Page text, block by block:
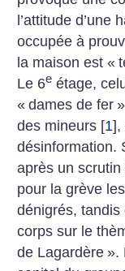
l’attitude d’une
occupée à
la maison est «
Le 6e étage,
« dames de fer
des mineurs [1],
désinformation.
après un
pour la grève
dénigrés, tandis
corps sur le
de Lagardère ».